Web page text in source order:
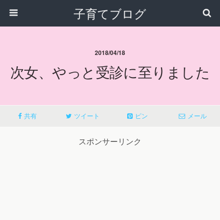
子育てブログ
2018/04/18
次女、やっと受診に至りました
共有 ツイート ピン メール
スポンサーリンク